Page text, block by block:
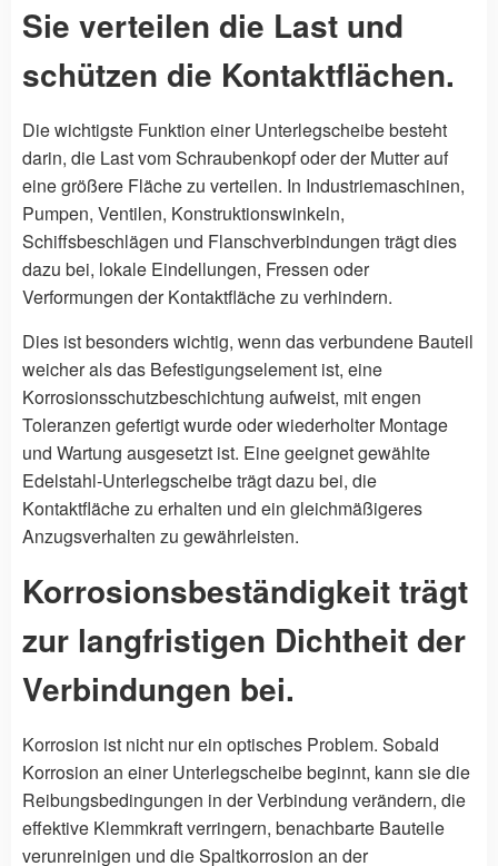
Sie verteilen die Last und
schützen die Kontaktflächen.
Die wichtigste Funktion einer Unterlegscheibe besteht
darin, die Last vom Schraubenkopf oder der Mutter auf
eine größere Fläche zu verteilen. In Industriemaschinen,
Pumpen, Ventilen, Konstruktionswinkeln,
Schiffsbeschlägen und Flanschverbindungen trägt dies
dazu bei, lokale Eindellungen, Fressen oder
Verformungen der Kontaktfläche zu verhindern.
Dies ist besonders wichtig, wenn das verbundene Bauteil
weicher als das Befestigungselement ist, eine
Korrosionsschutzbeschichtung aufweist, mit engen
Toleranzen gefertigt wurde oder wiederholter Montage
und Wartung ausgesetzt ist. Eine geeignet gewählte
Edelstahl-Unterlegscheibe trägt dazu bei, die
Kontaktfläche zu erhalten und ein gleichmäßigeres
Anzugsverhalten zu gewährleisten.
Korrosionsbeständigkeit trägt
zur langfristigen Dichtheit der
Verbindungen bei.
Korrosion ist nicht nur ein optisches Problem. Sobald
Korrosion an einer Unterlegscheibe beginnt, kann sie die
Reibungsbedingungen in der Verbindung verändern, die
effektive Klemmkraft verringern, benachbarte Bauteile
verunreinigen und die Spaltkorrosion an der